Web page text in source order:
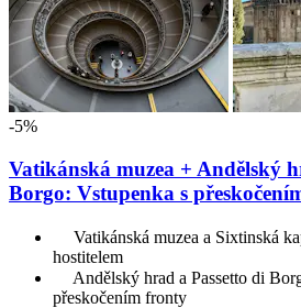
-5%
Vatikánská muzea + Andělský
Borgo: Vstupenka s
Vatikánská muzea a Sixtinská
hostitelem
Andělský hrad a Passetto di
přeskočením fronty